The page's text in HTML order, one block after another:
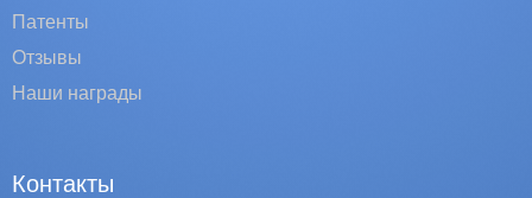
Патенты
Отзывы
Наши награды
Контакты